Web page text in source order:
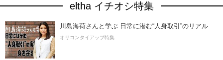
eltha イチオシ特集
川島海荷さんと学ぶ 日常に潜む“人身取引”のリアル
オリコンタイアップ特集